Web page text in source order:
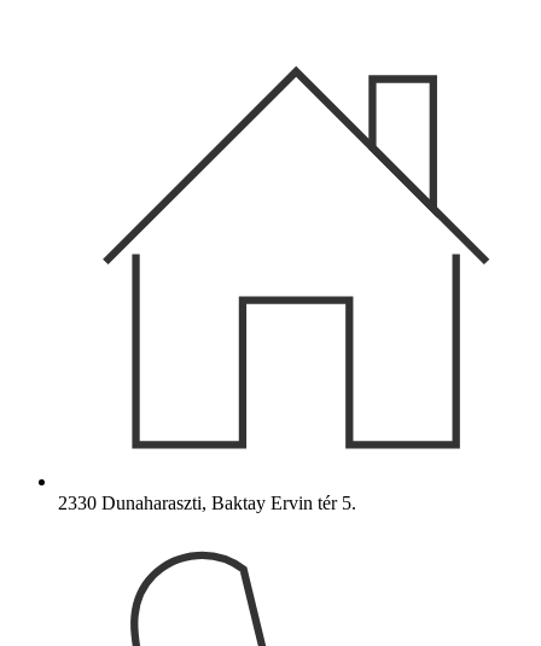
2330 Dunaharaszti, Baktay Ervin tér 5.